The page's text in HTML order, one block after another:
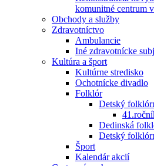
komunitné centrum
Obchody a služby
Zdravotníctvo
Ambulancie
Iné zdravotnícke
Kultúra a šport
Kultúrne stredisko
Ochotnícke divadlo
Folklór
Detský
Dedinská
Detský
Šport
Kalendár akcií